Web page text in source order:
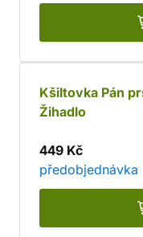
Kšiltovka Pán
Žihadlo
449 Kč
předobjednávka